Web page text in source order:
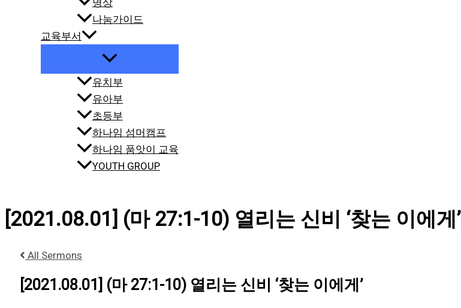
명상
나눔가이드
교육부서
유치부
유아부
초등부
하나임 섬머캠프
하나임 품앗이 교육
YOUTH GROUP
[2021.08.01] (마 27:1-10) 열리는 신비 ‘찾는 이에게’
All Sermons
[2021.08.01] (마 27:1-10) 열리는 신비 ‘찾는 이에게’